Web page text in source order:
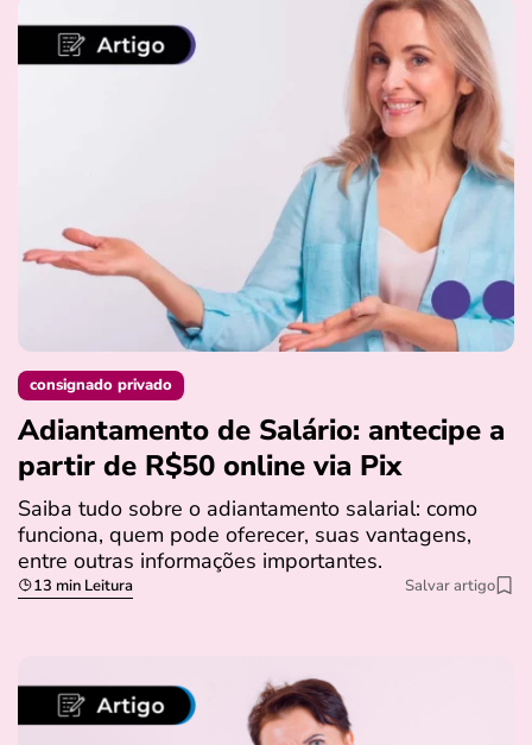
consignado privado
Adiantamento de Salário: antecipe a
partir de R$50 online via Pix
Saiba tudo sobre o adiantamento salarial: como
funciona, quem pode oferecer, suas vantagens,
entre outras informações importantes.
13 min Leitura Salvar artigo